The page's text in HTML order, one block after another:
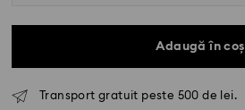
Adaugă în coș
Transport gratuit peste 500 de lei.